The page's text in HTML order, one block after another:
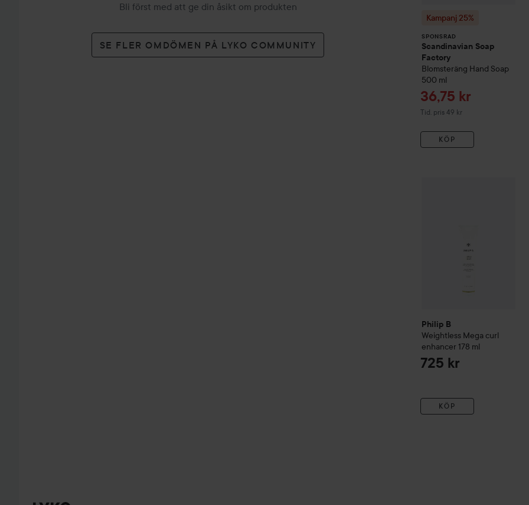
Bli först med att ge din åsikt om produkten
SE FLER OMDÖMEN PÅ LYKO COMMUNITY
Kampanj 25%
SPONSRAD
Scandinavian Soap
Factory
Blomsteräng Hand Soap
500 ml
Reapris
36,75 kr
Tid. pris 49 kr
Tidigare pris 49 kr
KÖP
Philip B
Weightless Mega curl
enhancer 178 ml
725 kr
KÖP